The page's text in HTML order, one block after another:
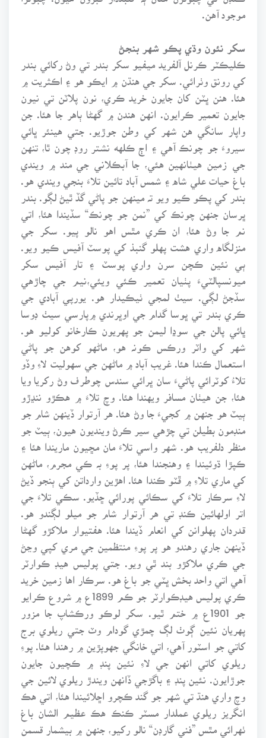
موجود آهن.
سکر نئون وڌي پڪو شهر بنجڻ
ڪليڪٽر ڪرنل آلفريد ميفيو سکر بندر تي وڻ رکائي بندر
کي رونق وٺرائي. سکر جي هنڌن ۾ ايڪو هو ۽ اڪثريت ۾
هئا. هنن ڀٽن کان جايون خريد ڪري، نون پلاٽن تي نيون
جايون تعمير ڪرايون. انهن هندن ۾ گهڻا ٻاهر جا هئا. جن
واپار سانگي هن شهر کي وطن جوڙيو. جتي هينئر ڀائي
سيروءَ جو چونڪ آهي ۽ اڄ ڪلهه نشتر روڊ چون ٿا، تنهن
جي زمين هيٺانهين هئي، جا آبڪلاني جي مند ۾ ويندي
باغ حيات علي شاه ۽ شمس آباد تائين تلاءَ بنجي ويندي هو.
بندر کي پڪو ڪيو ويو تہ مينهن جو پاڻي گڏ ٿيڻ لڳو. بندر
ڀرسان جنهن چونڪ کي ”نمن جو چونڪ“ سڏيندا هئا، اتي
نم جا وڻ هئا، ان ڪري مٿس اهو نالو پيو. سکر جي
منزلگاه واري هشت پهلو گنبذ کي پوسٽ آفيس ڪيو ويو.
ٻي نئين ڪچن سرن واري پوسٽ ۽ تار آفيس سکر
ميونسپالٽيءَ پٺيان تعمير ڪئي ويئي،نيم جي چاڙهي
سڏجڻ لڳي. سيٺ لمجي ٺيڪيدار هو. يورپي آبادي جي
ڪري بندر تي ڀوسا گدام جي اوڀرندي ۾پارسي سيٺ ڊوسا
ڀائي پالن جي سوڍا ليمن جو پهريون ڪارخانو کوليو هو.
شهر کي واٽر ورڪس ڪونہ هو، ماڻهو کوهن جو پاڻي
استعمال ڪندا هئا. غريب آباد ۾ ماڻهن جي سهوليت لاءِ وڏو
تلاءُ کوٽرائي پاڻيءَ سان ڀرائي سندس چوطرف وڻ رکريا ويا
هئا، جن هيٺان مسافر ويهندا هئا. وچ تلاءَ ۾ هڪڙو ننڍڙو
ٻيٽ هو جنهن ۾ کجيءَ جا وڻ هئا. هر آرتوار ڏينهن شام جو
منڊمون بطيلن تي چڙهي سير ڪرڻ وينديون هيون، ٻيٽ جو
منظر دلفريب هو. شهر واسي تلاءَ مان مڇيون ماريندا هئا ۽
ڪپڙا ڌوئيندا ۽ وهنجندا هئا، پر پوءِ بہ ڪي مجرم، ماڻهن
کي ماري تلاءِ ۾ ڦٽو ڪندا هئا. اهڙين وارداتن کي ٻنجو ڏيڻ
لاءِ سرڪار تلاءَ کي سڪائي پورائي ڇڏيو. سڪي تلاءَ جي
اتر اولهائين ڪنڊ تي هر آرتوار شام جو ميلو لڳندو هو.
قدردان پهلوانن کي انعام ڏيندا هئا. هفتيوار ملاکڙو گهڻا
ڏينهن جاري رهندو هو پر پوءِ منتظمين جي مري کپي وڃڻ
جي ڪري ملاکڙو بند ٿي ويو. جتي پوليس هيڊ ڪوارٽر
آهي اتي واحد بخش ڀٽي جو باغ هو. سرڪار اها زمين خريد
ڪري پوليس هيڊڪوارٽر جو ڪم 1899ع ۾ شروع ڪرايو
جو 1901ع ۾ ختم ٿيو. سکر لوڪو ورڪشاپ جا مزور
پهريان نئين ڳوٺ لڳ چمڙي گودام وٽ جتي ريلوي برج
کاتي جو اسٽور آهي، اتي خانگي جهوپڙين ۾ رهندا هئا. پوءِ
ريلوي کاتي انهن جي لاءِ نئين پنڊ ۾ ڪچيون جايون
جوڙايون. نئين پنڊ ۽ باگڙجي ڏانهن ويندڙ ريلوي لائين جي
وچ واري هنڌ تي شهر جو گند ڪچرو اڇلائيندا هئا، اتي هڪ
انگريز ريلوي عملدار مسٽر ڪنڪ هڪ عظيم الشان باغ
ٺهرائي مٿس ”فني گارڊن“ نالو رکيو، جنهن ۾ بيشمار قسمن